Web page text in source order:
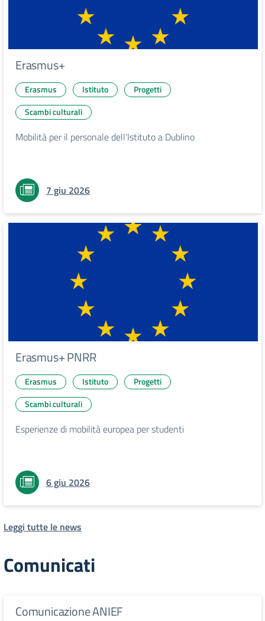
Erasmus+
Erasmus Istituto
Progetti
Scambi culturali
Mobilità per il personale dell’Istituto a Dublino
7 giu 2026
Erasmus+ PNRR
Erasmus Istituto
Progetti
Scambi culturali
Esperienze di mobilità europea per studenti
6 giu 2026
Leggi tutte le news
Comunicati
Comunicazione ANIEF